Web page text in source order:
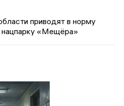
приводят в норму
«Мещёра»